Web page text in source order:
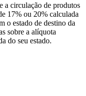
a circulação de produtos
17% ou 20% calculada
o estado de destino da
sobre a alíquota
do seu estado.